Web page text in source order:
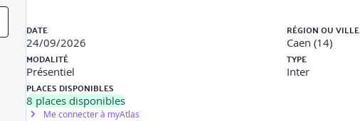
annuel d’évaluation et l’entretien de parcours professionnel
DATE
24/09/2026
RÉGION OU VILLE
Caen (14)
MODALITÉ
Présentiel
TYPE
Inter
PLACES DISPONIBLES
8 places disponibles
Me connecter à myAtlas